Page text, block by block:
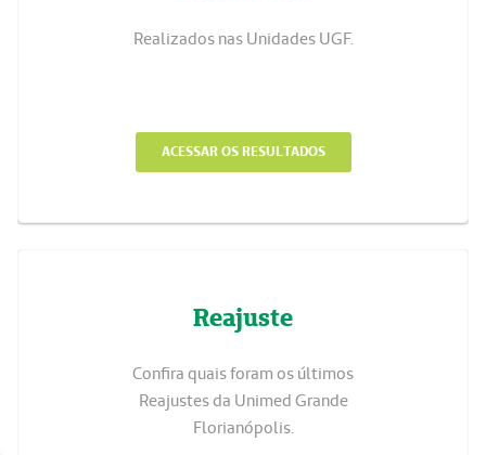
Realizados nas Unidades UGF.
ACESSAR OS RESULTADOS
Reajuste
Confira quais foram os últimos
Reajustes da Unimed Grande
Florianópolis.